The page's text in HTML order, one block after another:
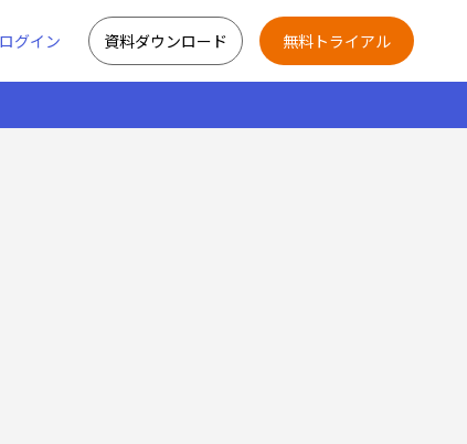
ログイン 資料ダウンロード 無料トライアル